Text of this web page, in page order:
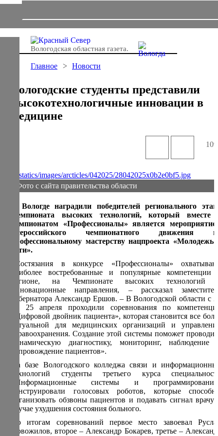
Вологодская областная газета.
Главное Новости
Вологодские студенты представили
высокотехнологичные инновации в
медицине
Фото с сайта правительства области
В Вологде наградили победителей регионального
Чемпионата высоких технологий, который вместе
чемпионатом «Профессионалы» является
Всероссийского чемпионатного движения
профессиональному мастерству нацпроекта «Молодежь
дети».
«Состязания в конкурсе «Профессионалы»
наиболее востребованные и популярные компетенции
регионе, на Чемпионате высоких технологий
инновационные направления, – рассказал
губернатора Александр Ершов. – В Вологодской области с
по 25 апреля проходили соревнования по
«Цифровой двойник пациента», которая становится все
актуальной для медицинских организаций и
здравоохранения. Создание этой системы поможет
динамическую диагностику, мониторинг, наблюдение
сопровождение пациентов».
На базе Вологодского колледжа связи и
технологий студенты третьего курса
«Информационные системы и
конструировали голосовых роботов, которые
организовать обзвоны пациентов и подавать сигнал врачу
случае ухудшения состояния больного.
По итогам соревнований первое место завоевал
Новожилов, второе – Александр Бокарев, третье –